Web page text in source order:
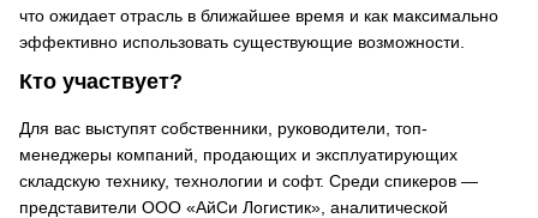
что ожидает отрасль в ближайшее время и как максимально
эффективно использовать существующие возможности.
Кто участвует?
Для вас выступят собственники, руководители, топ-
менеджеры компаний, продающих и эксплуатирующих
складскую технику, технологии и софт. Среди спикеров —
представители ООО «АйСи Логистик», аналитической